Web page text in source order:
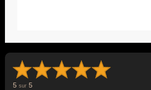
5 sur 5